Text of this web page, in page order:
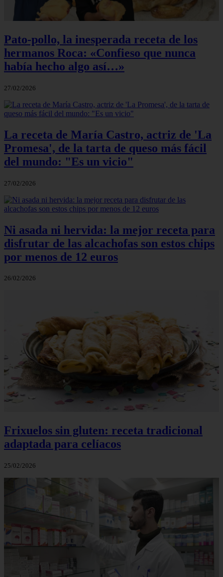
Pato-pollo, la inesperada receta de los
hermanos Roca: «Confieso que nunca
había hecho algo así…»
27/02/2026
La receta de María Castro, actriz de 'La
Promesa', de la tarta de queso más fácil
del mundo: "Es un vicio"
27/02/2026
Ni asada ni hervida: la mejor receta para
disfrutar de las alcachofas son estos chips
por menos de 12 euros
26/02/2026
Frixuelos sin gluten: receta tradicional
adaptada para celíacos
25/02/2026